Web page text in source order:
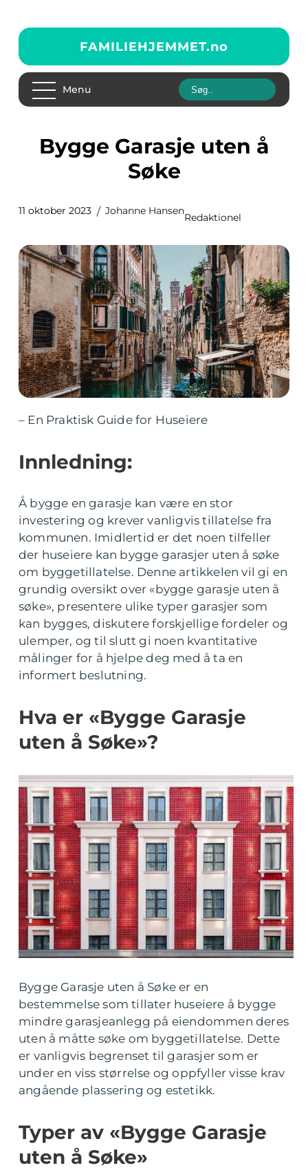
FAMILIEHJEMMET.no
Menu
Bygge Garasje uten å
Søke
11 oktober 2023 Johanne Hansen
Redaktionel
– En Praktisk Guide for Huseiere
Innledning:
Å bygge en garasje kan være en stor
investering og krever vanligvis tillatelse fra
kommunen. Imidlertid er det noen tilfeller
der huseiere kan bygge garasjer uten å søke
om byggetillatelse. Denne artikkelen vil gi en
grundig oversikt over «bygge garasje uten å
søke», presentere ulike typer garasjer som
kan bygges, diskutere forskjellige fordeler og
ulemper, og til slutt gi noen kvantitative
målinger for å hjelpe deg med å ta en
informert beslutning.
Hva er «Bygge Garasje
uten å Søke»?
Bygge Garasje uten å Søke er en
bestemmelse som tillater huseiere å bygge
mindre garasjeanlegg på eiendommen deres
uten å måtte søke om byggetillatelse. Dette
er vanligvis begrenset til garasjer som er
under en viss størrelse og oppfyller visse krav
angående plassering og estetikk.
Typer av «Bygge Garasje
uten å Søke»